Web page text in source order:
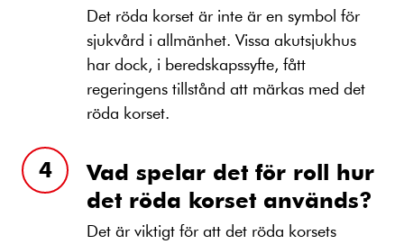
Det röda korset är inte är en symbol för
sjukvård i allmänhet. Vissa akutsjukhus
har dock, i beredskapssyfte, fått
regeringens tillstånd att märkas med det
röda korset.
Vad spelar det för roll hur
det röda korset används?
Det är viktigt för att det röda korsets